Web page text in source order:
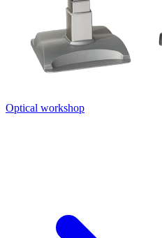
Optical workshop